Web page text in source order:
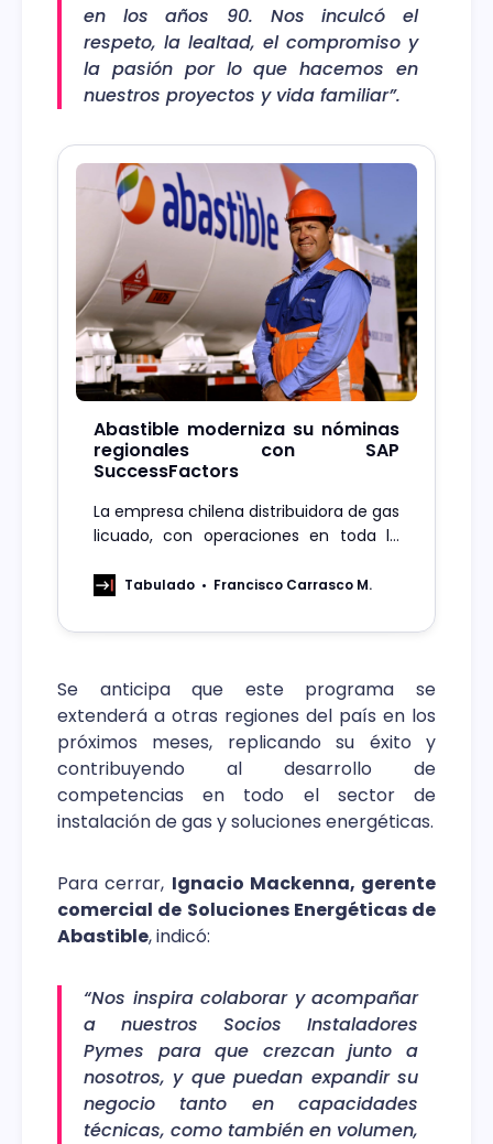
en los años 90. Nos inculcó el
respeto, la lealtad, el compromiso y
la pasión por lo que hacemos en
nuestros proyectos y vida familiar”.
Abastible moderniza su nóminas
regionales con SAP
SuccessFactors
La empresa chilena distribuidora de gas
licuado, con operaciones en toda la
realizando un up grade de sus procesos
más ágil y unificada a nivel regional.
Tabulado Francisco Carrasco M.
Se anticipa que este programa se
extenderá a otras regiones del país en los
próximos meses, replicando su éxito y
contribuyendo al desarrollo de
competencias en todo el sector de
instalación de gas y soluciones energéticas.
Para cerrar, Ignacio Mackenna, gerente
comercial de Soluciones Energéticas de
Abastible, indicó:
“Nos inspira colaborar y acompañar
a nuestros Socios Instaladores
Pymes para que crezcan junto a
nosotros, y que puedan expandir su
negocio tanto en capacidades
técnicas, como también en volumen,